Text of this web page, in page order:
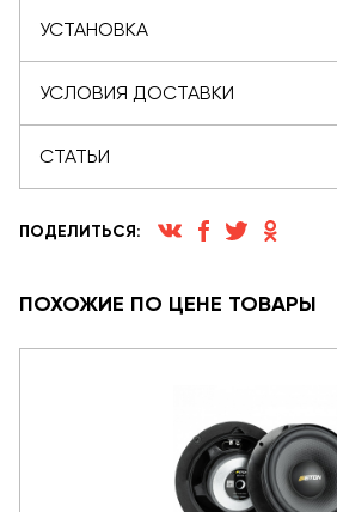
УСТАНОВКА
УСЛОВИЯ ДОСТАВКИ
СТАТЬИ
ПОДЕЛИТЬСЯ:
ПОХОЖИЕ ПО ЦЕНЕ ТОВАРЫ